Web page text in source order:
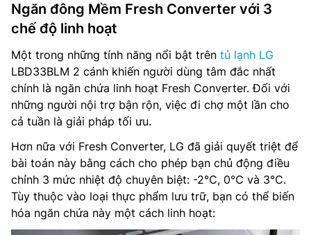
Ngăn đông Mềm Fresh Converter với 3
chế độ linh hoạt
Một trong những tính năng nổi bật trên tủ lạnh LG
LBD33BLM 2 cánh khiến người dùng tâm đắc nhất
chính là ngăn chứa linh hoạt Fresh Converter. Đối với
những người nội trợ bận rộn, việc đi chợ một lần cho
cả tuần là giải pháp tối ưu.
Hơn nữa với Fresh Converter, LG đã giải quyết triệt để
bài toán này bằng cách cho phép bạn chủ động điều
chỉnh 3 mức nhiệt độ chuyên biệt: -2℃, 0℃ và 3℃.
Tùy thuộc vào loại thực phẩm lưu trữ, bạn có thể biến
hóa ngăn chứa này một cách linh hoạt: